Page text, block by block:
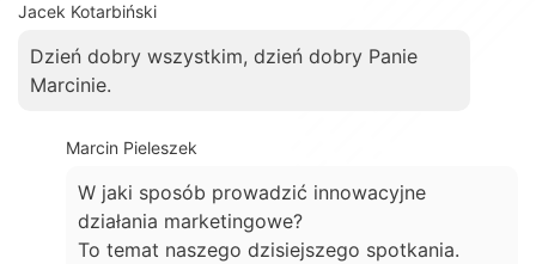
Jacek Kotarbiński
Dzień dobry wszystkim, dzień dobry Panie
Marcinie.
Marcin Pieleszek
W jaki sposób prowadzić innowacyjne
działania marketingowe?
To temat naszego dzisiejszego spotkania.